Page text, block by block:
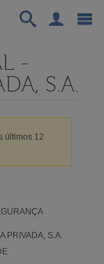
-
S.A.
últimos 12
PRIVADA, S.A.